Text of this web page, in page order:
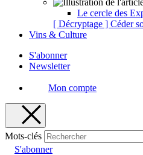
Le cercle des
[ Décryptage ] Céder
Vins & Culture
S'abonner
Newsletter
Mon compte
Mots-clés
S'abonner